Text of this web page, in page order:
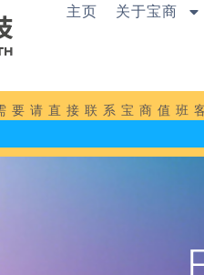
主页 关于宝商
要请直接联系宝商